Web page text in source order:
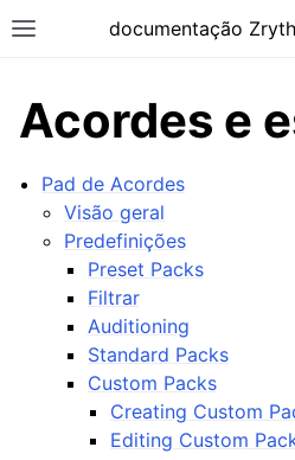
Toggle site navigation sidebar
documentação
navigation of Primeiros Passos
navigation of Interface
Acordes e
Pad de Acordes
Visão geral
Predefinições
Preset Packs
Filtrar
Auditioning
Standard Packs
Custom Packs
Creating Custom
Editing Custom